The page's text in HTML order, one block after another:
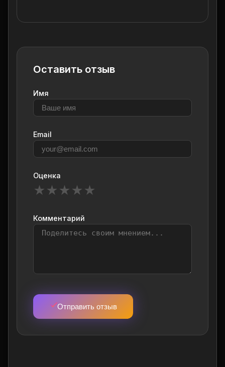
Оставить отзыв
Имя
Email
Оценка
★ ★ ★ ★ ★
Комментарий
Отправить отзыв